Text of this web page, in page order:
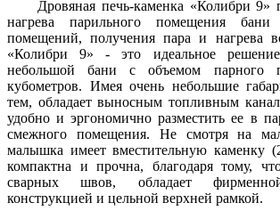
Дровяная печь-каменка «Колибри 9»
нагрева парильного помещения
помещений, получения пара и нагрева
«Колибри 9» - это идеальное
небольшой бани с объемом парного
кубометров. Имея очень небольшие
тем, обладает выносным топливным
удобно и эргономично разместить ее в
смежного помещения. Не смотря на
малышка имеет вместительную каменку
компактна и прочна, благодаря тому,
сварных швов, обладает
конструкцией и цельной верхней рамкой.